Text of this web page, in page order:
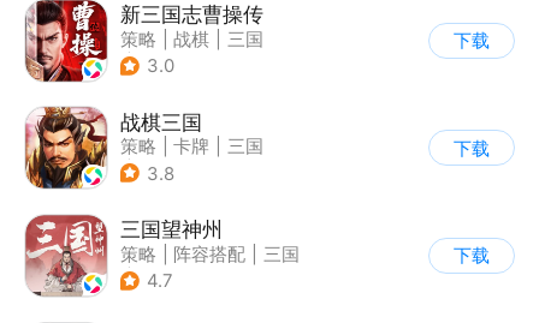
新三国志曹操传
策略 战棋
三国
| 中国风
3.0
下载
战棋三国
策略 卡牌
三国
| 学习教育
3.8
下载
三国望神州
策略 阵容搭配
三国
| 剧情
4.7
下载